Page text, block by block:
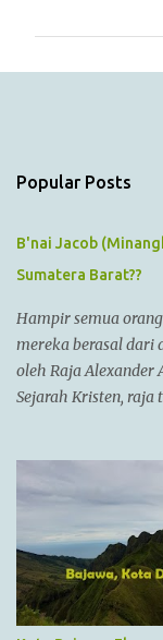
s
Popular Posts
B'nai Jacob
Sumatera Barat??
Hampir semua
mereka berasal dari
oleh Raja Alexander
Sejarah Kristen, raja
setiap pertempuran.
kebanyakan
yang menyatukan
dalam
federasi yang
Alexander